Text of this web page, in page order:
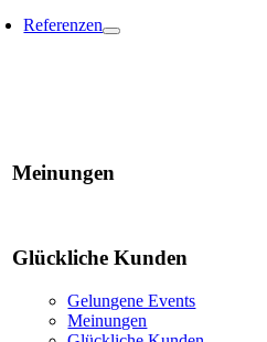
Referenzen
Meinungen
Glückliche Kunden
Gelungene Events
Meinungen